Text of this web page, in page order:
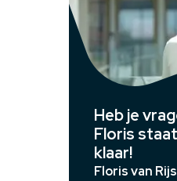
Heb je
Floris
klaar!
Floris van